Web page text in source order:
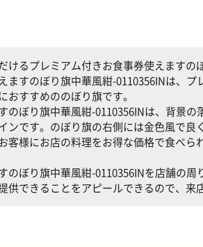
けるプレミアム付きお食事券使えますの
ますのぼり旗中華風紺-0110356INは、プ
すすめののぼり旗です。
のぼり旗中華風紺-0110356INは、背景の
ンです。のぼり旗の右側には金色風で良
客様にお店の料理をお得な価格で食べら
のぼり旗中華風紺-0110356INを店舗の
供できることをアピールできるので、来